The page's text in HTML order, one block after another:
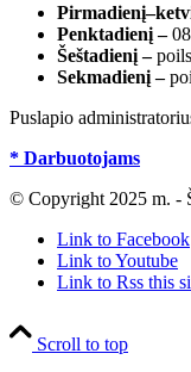
Penktadienį –
Šeštadienį –
Sekmadienį –
Puslapio
* Darbuotojams
© Copyright 2025 m. -
Link to Facebook
Link to Youtube
Link to Rss this
Scroll to top